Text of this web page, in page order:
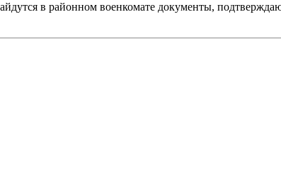
в районном военкомате документы,